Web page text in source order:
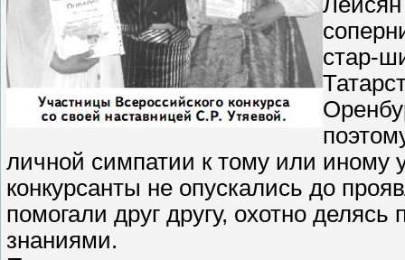
стар-
личной симпатии к тому или иному
конкурсанты не опускались до
помогали друг другу, охотно
знаниями.